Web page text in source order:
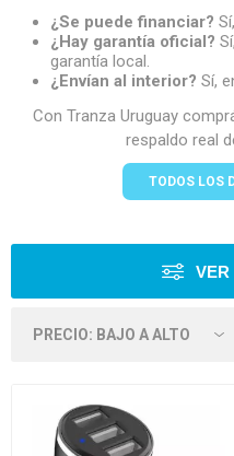
¿Se puede financiar?
¿Hay garantía oficial?
garantía local.
¿Envían al interior? Sí,
Con Tranza Uruguay
respaldo real
TODOS LOS
VER